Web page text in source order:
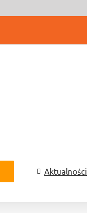
Aktualności